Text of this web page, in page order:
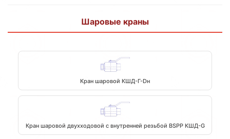
Шаровые краны
Кран шаровой КШД-Г-Dн
Кран шаровой двухходовой с внутренней резьбой BSPP КШД-G